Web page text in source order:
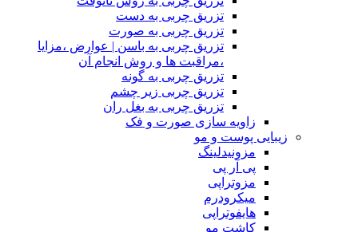
تزریق چربی به دست
تزریق چربی به صورت
تزریق چربی به باسن | عوارض ،مزایا
،مراقبت ها و روش انجام آن
تزریق چربی به گونه
تزریق چربی زیر چشم
تزریق چربی به بغل ران
زاویه سازی صورت و فک
زیبایی پوست و مو
مزونیدلینگ
پی آر پی
مزوتراپی
میکرودرم
هایفوتراپی
کاشت مو